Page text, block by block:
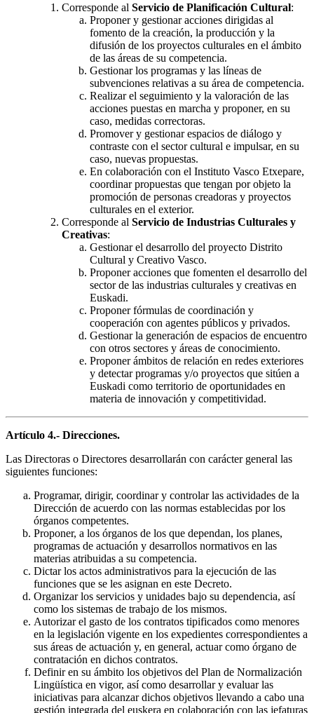
Corresponde al Servicio de Planificación Cultural:
Proponer y gestionar acciones dirigidas al
fomento de la creación, la producción y la
difusión de los proyectos culturales en el ámbito
de las áreas de su competencia.
Gestionar los programas y las líneas de
subvenciones relativas a su área de competencia.
Realizar el seguimiento y la valoración de las
acciones puestas en marcha y proponer, en su
caso, medidas correctoras.
Promover y gestionar espacios de diálogo y
contraste con el sector cultural e impulsar, en su
caso, nuevas propuestas.
En colaboración con el Instituto Vasco Etxepare,
coordinar propuestas que tengan por objeto la
promoción de personas creadoras y proyectos
culturales en el exterior.
Corresponde al Servicio de Industrias Culturales y
Creativas:
Gestionar el desarrollo del proyecto Distrito
Cultural y Creativo Vasco.
Proponer acciones que fomenten el desarrollo del
sector de las industrias culturales y creativas en
Euskadi.
Proponer fórmulas de coordinación y
cooperación con agentes públicos y privados.
Gestionar la generación de espacios de encuentro
con otros sectores y áreas de conocimiento.
Proponer ámbitos de relación en redes exteriores
y detectar programas y/o proyectos que sitúen a
Euskadi como territorio de oportunidades en
materia de innovación y competitividad.
Artículo 4.- Direcciones.
Las Directoras o Directores desarrollarán con carácter general las
siguientes funciones:
Programar, dirigir, coordinar y controlar las actividades de la
Dirección de acuerdo con las normas establecidas por los
órganos competentes.
Proponer, a los órganos de los que dependan, los planes,
programas de actuación y desarrollos normativos en las
materias atribuidas a su competencia.
Dictar los actos administrativos para la ejecución de las
funciones que se les asignan en este Decreto.
Organizar los servicios y unidades bajo su dependencia, así
como los sistemas de trabajo de los mismos.
Autorizar el gasto de los contratos tipificados como menores
en la legislación vigente en los expedientes correspondientes a
sus áreas de actuación y, en general, actuar como órgano de
contratación en dichos contratos.
Definir en su ámbito los objetivos del Plan de Normalización
Lingüística en vigor, así como desarrollar y evaluar las
iniciativas para alcanzar dichos objetivos llevando a cabo una
gestión integrada del euskera en colaboración con las jefaturas